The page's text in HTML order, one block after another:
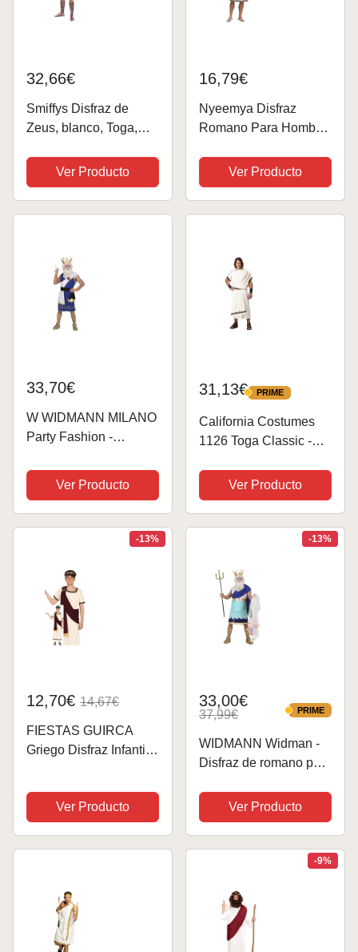
32,66€
Smiffys Disfraz de
Zeus, blanco, Toga,
pelo, muñequeras y
relámpago
Ver Producto
16,79€
Nyeemya Disfraz
Romano Para Hombre
Cosplay Toga Vestido
Con Pulseras
Metálicas Fiesta
Ver Producto
33,70€
W WIDMANN MILANO
Party Fashion -
griego, padre de los
dioses, disfraces
Ver Producto
31,13€ PRIME
PRIME
California Costumes
1126 Toga Classic -
de lujo para hombre,
color blanco, talla
única
Ver Producto
-13%
12,70€ 14,67€
FIESTAS GUIRCA
Griego Disfraz Infantil
Ver Producto
-13%
33,00€
37,99€ PRIME
PRIME
WIDMANN Widman -
Disfraz de romano para
(73602)Ver Producto
-9%